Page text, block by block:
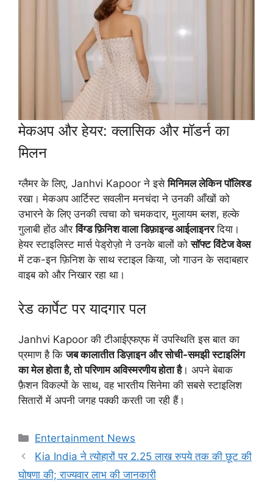
मेकअप और हेयर: क्लासिक और मॉडर्न का
मिलन
ग्लैमर के लिए, Janhvi Kapoor ने इसेमिनिमल लेकिन पॉलिश्ड
रखा। मेकअप आर्टिस्ट सवलीन मनचंदा ने उनकी आँखों को
उभारने के लिए उनकी त्वचा को चमकदार, मुलायम ब्लश, हल्के
गुलाबी होंठ औरविंग्ड फ़िनिश वाला डिफ़ाइन्ड आईलाइनरदिया।
हेयर स्टाइलिस्ट मार्स पेड्रोज़ो ने उनके बालों कोसॉफ्ट विंटेज वेव्स
में टक-इन फ़िनिश के साथ स्टाइल किया, जो गाउन के सदाबहार
वाइब को और निखार रहा था।
रेड कार्पेट पर यादगार पल
Janhvi Kapoor की टीआईएफएफ में उपस्थिति इस बात का
प्रमाण है किजब कालातीत डिज़ाइन और सोची-समझी स्टाइलिंग
का मेल होता है, तो परिणाम अविस्मरणीय होता है। अपने बेबाक
फ़ैशन विकल्पों के साथ, वह भारतीय सिनेमा की सबसे स्टाइलिश
सितारों में अपनी जगह पक्की करती जा रही हैं।
Categories
Entertainment News
Kia India ने त्योहारों पर 2.25 लाख रुपये तक की छूट की
घोषणा की; राज्यवार लाभ की जानकारी